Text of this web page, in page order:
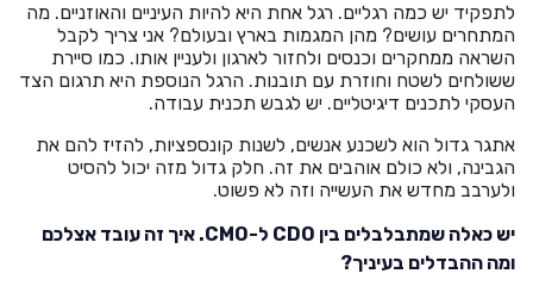
לתפקיד יש כמה רגליים. רגל אחת היא להיות העיניים והאוזניים. מה
המתחרים עושים? מהן המגמות בארץ ובעולם? אני צריך לקבל
השראה ממחקרים וכנסים ולחזור לארגון ולעניין אותו. כמו סיירת
ששולחים לשטח וחוזרת עם תובנות. הרגל הנוספת היא תרגום הצד
העסקי לתכנים דיגיטליים. יש לגבש תכנית עבודה.
אתגר גדול הוא לשכנע אנשים, לשנות קונספציות, להזיז להם את
הגבינה, ולא כולם אוהבים את זה. חלק גדול מזה יכול להסיט
ולערבב מחדש את העשייה וזה לא פשוט.
יש כאלה שמתבלבלים בין CDO ל-CMO. איך זה עובד אצלכם
ומה ההבדלים בעיניך?